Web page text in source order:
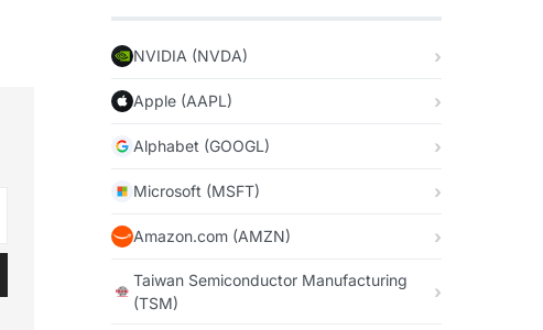
NVIDIA (NVDA)
Apple (AAPL)
Alphabet (GOOGL)
Microsoft (MSFT)
Amazon.com (AMZN)
Taiwan Semiconductor Manufacturing
(TSM)